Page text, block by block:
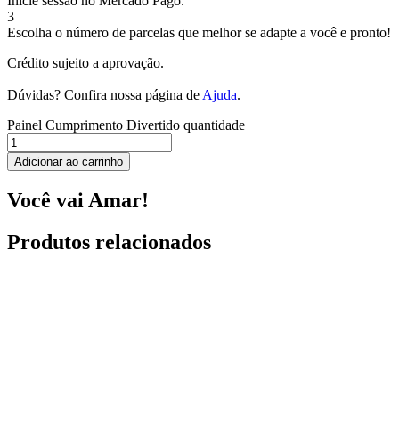
3
Escolha o número de parcelas que melhor se adapte a você e pronto!
Crédito sujeito a aprovação.
Dúvidas? Confira nossa página de Ajuda.
Painel Cumprimento Divertido quantidade
Adicionar ao carrinho
Você vai Amar!
Produtos relacionados